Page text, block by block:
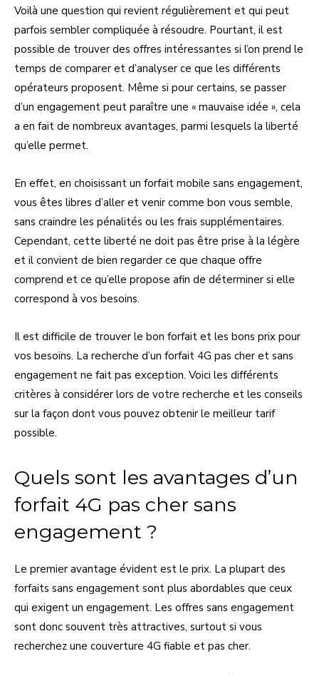
Voilà une question qui revient régulièrement et qui peut
parfois sembler compliquée à résoudre. Pourtant, il est
possible de trouver des offres intéressantes si l’on prend le
temps de comparer et d’analyser ce que les différents
opérateurs proposent. Même si pour certains, se passer
d’un engagement peut paraître une « mauvaise idée », cela
a en fait de nombreux avantages, parmi lesquels la liberté
qu’elle permet.
En effet, en choisissant un forfait mobile sans engagement,
vous êtes libres d’aller et venir comme bon vous semble,
sans craindre les pénalités ou les frais supplémentaires.
Cependant, cette liberté ne doit pas être prise à la légère
et il convient de bien regarder ce que chaque offre
comprend et ce qu’elle propose afin de déterminer si elle
correspond à vos besoins.
Il est difficile de trouver le bon forfait et les bons prix pour
vos besoins. La recherche d’un forfait 4G pas cher et sans
engagement ne fait pas exception. Voici les différents
critères à considérer lors de votre recherche et les conseils
sur la façon dont vous pouvez obtenir le meilleur tarif
possible.
Quels sont les avantages d’un
forfait 4G pas cher sans
engagement ?
Le premier avantage évident est le prix. La plupart des
forfaits sans engagement sont plus abordables que ceux
qui exigent un engagement. Les offres sans engagement
sont donc souvent très attractives, surtout si vous
recherchez une couverture 4G fiable et pas cher.